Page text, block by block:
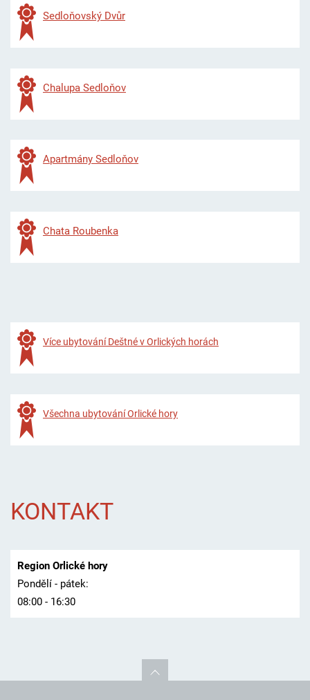
Sedloňovský Dvůr
Chalupa Sedloňov
Apartmány Sedloňov
Chata Roubenka
Více ubytování Deštné v Orlických horách
Všechna ubytování Orlické hory
KONTAKT
Region Orlické hory
Pondělí - pátek:
08:00 - 16:30